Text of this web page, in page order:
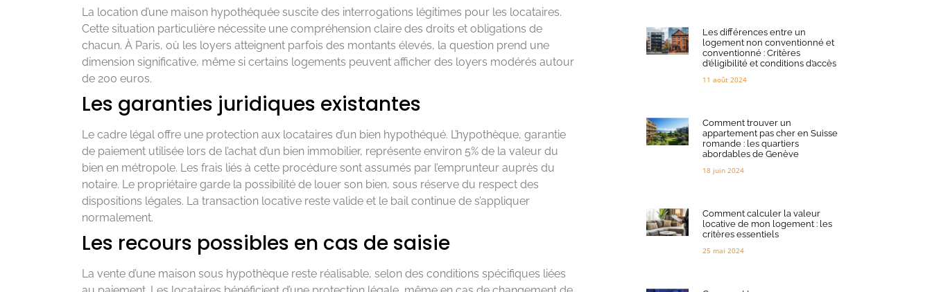
La location d’une maison hypothéquée suscite des interrogations légitimes pour les locataires.
Cette situation particulière nécessite une compréhension claire des droits et obligations de
chacun. À Paris, où les loyers atteignent parfois des montants élevés, la question prend une
dimension significative, même si certains logements peuvent afficher des loyers modérés autour
de 200 euros.
Les garanties juridiques existantes
Le cadre légal offre une protection aux locataires d’un bien hypothéqué. L’hypothèque, garantie
de paiement utilisée lors de l’achat d’un bien immobilier, représente environ 5% de la valeur du
bien en métropole. Les frais liés à cette procédure sont assumés par l’emprunteur auprès du
notaire. Le propriétaire garde la possibilité de louer son bien, sous réserve du respect des
dispositions légales. La transaction locative reste valide et le bail continue de s’appliquer
normalement.
Les recours possibles en cas de saisie
La vente d’une maison sous hypothèque reste réalisable, selon des conditions spécifiques liées
Les différences entre un
logement non conventionné et
conventionné : Critères
d’éligibilité et conditions d’accès
11 août 2024
Comment trouver un
appartement pas cher en Suisse
romande : les quartiers
abordables de Genève
18 juin 2024
Comment calculer la valeur
locative de mon logement : les
critères essentiels
25 mai 2024